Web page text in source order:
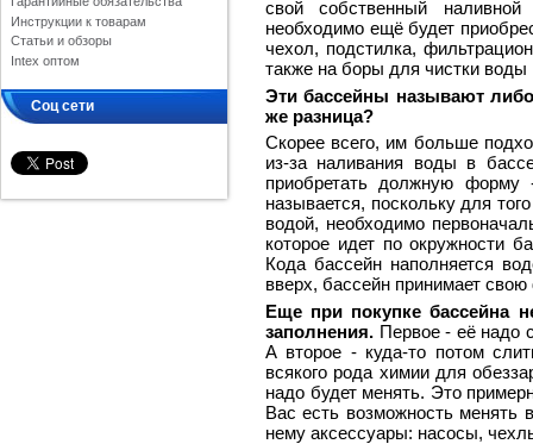
Инструкции к товарам
Статьи и обзоры
Intex оптом
Соц сети
свой собственный
необходимо ещё будет
чехол, подстилка,
также на боры для чистки воды
Эти бассейны называют
же разница?
Скорее всего, им больше
из-за наливания воды в
приобретать должную
называется, поскольку для
водой, необходимо
которое идет по окружности
Кода бассейн наполняется
вверх, бассейн принимает
Еще при покупке бассейна
заполнения. Первое - её надо
А второе - куда-то потом
всякого рода химии для
надо будет менять. Это
Вас есть возможность
нему аксессуары: насосы,